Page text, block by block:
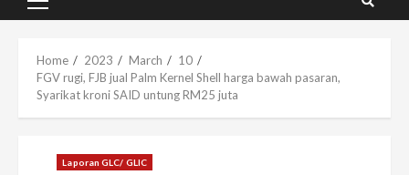
Primary
Home 2023 March
10
FGV rugi, FJB jual Palm Kernel Shell harga bawah pasaran,
Syarikat kroni SAID untung RM25 juta
Laporan GLC/ GLIC